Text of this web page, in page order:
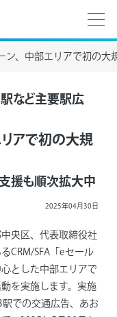
ン、中部エリアで初の大
など主要駅広
リアで初の大規
援も順次拡大中
2025年04月30日
央区、代表取締役社
CRM/SFA「eセール
とした中部エリアで
を実施します。実施
での交通広告、あお